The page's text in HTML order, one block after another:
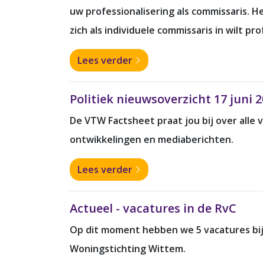
uw professionalisering als commissaris.
zich als individuele commissaris in wilt
Lees verder
Politiek nieuwsoverzicht 17 juni
De VTW Factsheet praat jou bij over
ontwikkelingen en mediaberichten.
Lees verder
Actueel - vacatures in de RvC
Op dit moment hebben we 5 vacatures
Woningstichting Wittem.